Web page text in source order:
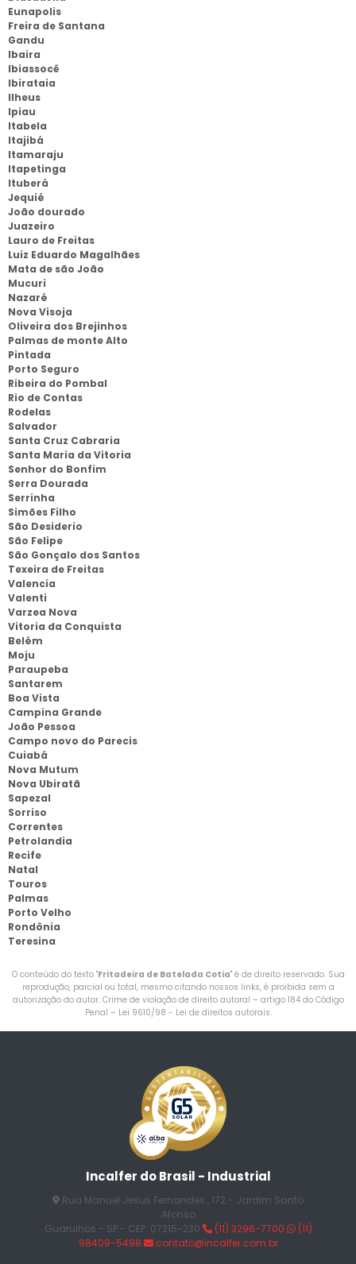
Eunapolis
Freira de Santana
Gandu
Ibaira
Ibiassocê
Ibirataia
Ilheus
Ipiau
Itabela
Itajibá
Itamaraju
Itapetinga
Ituberá
Jequié
João dourado
Juazeiro
Lauro de Freitas
Luiz Eduardo Magalhães
Mata de são João
Mucuri
Nazaré
Nova Visoja
Oliveira dos Brejinhos
Palmas de monte Alto
Pintada
Porto Seguro
Ribeira do Pombal
Rio de Contas
Rodelas
Salvador
Santa Cruz Cabraria
Santa Maria da Vitoria
Senhor do Bonfim
Serra Dourada
Serrinha
Simões Filho
São Desiderio
São Felipe
São Gonçalo dos Santos
Texeira de Freitas
Valencia
Valenti
Varzea Nova
Vitoria da Conquista
Belém
Moju
Paraupeba
Santarem
Boa Vista
Campina Grande
João Pessoa
Campo novo do Parecis
Cuiabá
Nova Mutum
Nova Ubiratã
Sapezal
Sorriso
Correntes
Petrolandia
Recife
Natal
Touros
Palmas
Porto Velho
Rondônia
Teresina
O conteúdo do texto "Fritadeira de Batelada Cotia" é de direito reservado. Sua
reprodução, parcial ou total, mesmo citando nossos links, é proibida sem a
autorização do autor. Crime de violação de direito autoral – artigo 184 do Código
Penal – Lei 9610/98 - Lei de direitos autorais.
Incalfer do Brasil - Industrial
Rua Manuel Jesus Fernandes , 172 - Jardim Santo
Afonso
Guarulhos - SP - CEP: 07215-230
(11) 3296-7700
(11)
98409-5498
contato@incalfer.com.br